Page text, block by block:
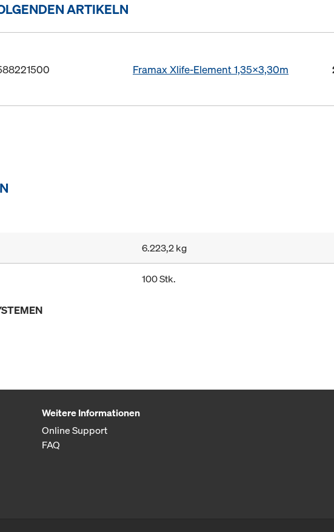
ARTIKELN
Framax Xlife-Element 1,35x3,30m
6.223,2 kg
100 Stk.
Weitere Informationen
Online Support
FAQ